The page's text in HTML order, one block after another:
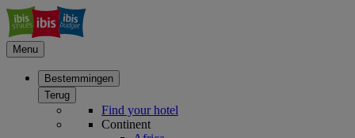
Menu
Bestemmingen
Terug
Find your hotel
Continent